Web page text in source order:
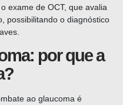
exame de OCT, que avalia
possibilitando o diagnóstico
por que a
ao glaucoma é